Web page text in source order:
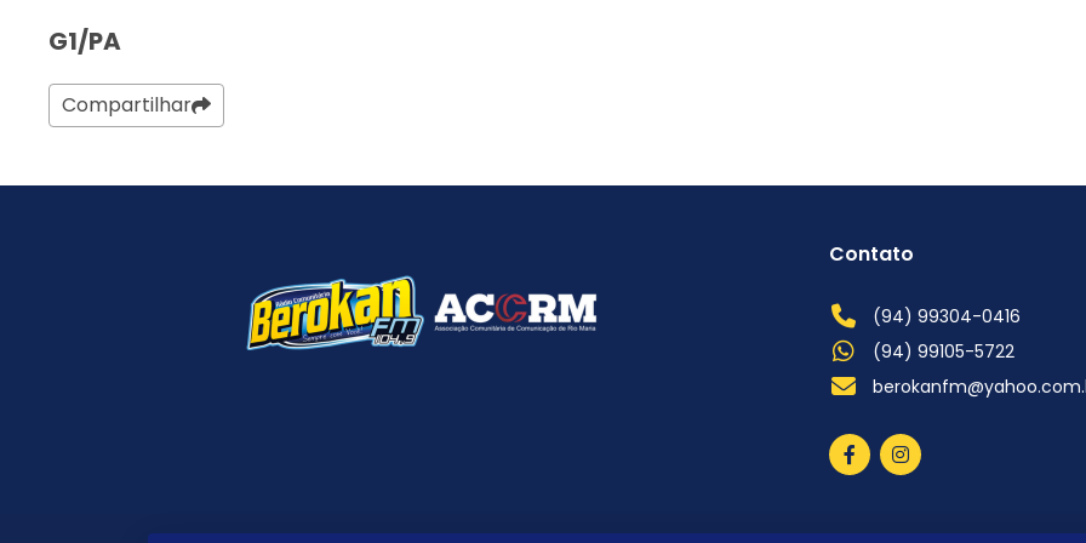
G1/PA
Compartilhar
Contato
(94) 99304-0416
(94) 99105-5722